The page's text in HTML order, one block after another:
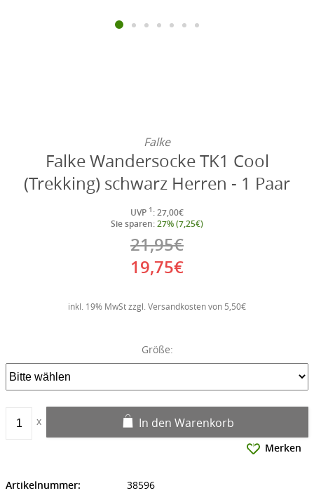
Falke
Falke Wandersocke TK1 Cool
(Trekking) schwarz Herren - 1 Paar
UVP 1 : 27,00€
Sie sparen:27% (7,25€)
21,95€
19,75€
inkl. 19% MwSt zzgl. Versandkosten von 5,50€
Größe:
In den Warenkorb
Merken
Artikelnummer:
38596